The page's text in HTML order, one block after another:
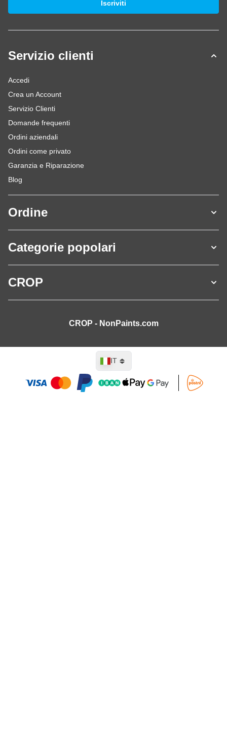
Iscriviti
Servizio clienti
Accedi
Crea un Account
Servizio Clienti
Domande frequenti
Ordini aziendali
Ordini come privato
Garanzia e Riparazione
Blog
Ordine
Categorie popolari
CROP
CROP - NonPaints.com
Lingua
IT